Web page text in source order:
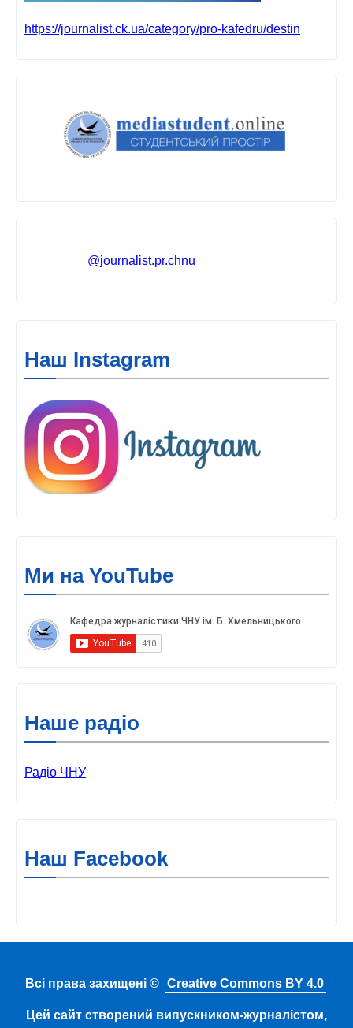
https://journalist.ck.ua/category/pro-kafedru/destin
@journalist.pr.chnu
Наш Instagram
Ми на YouTube
Наше радіо
Радіо ЧНУ
Наш Facebook
Всі права захищені © Creative Commons BY 4.0
Цей сайт створений випускником-журналістом,